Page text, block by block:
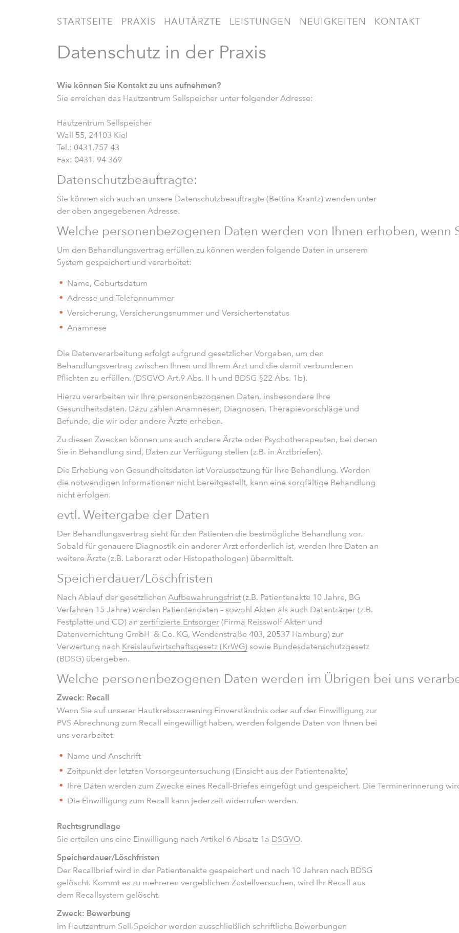
STARTSEITE PRAXIS HAUTÄRZTE LEISTUNGEN NEUIGKEITEN KONTAKT
Datenschutz in der Praxis
Wie können Sie Kontakt zu uns aufnehmen?
Sie erreichen das Hautzentrum Sellspeicher unter folgender Adresse:
Hautzentrum Sellspeicher
Wall 55, 24103 Kiel
Tel.: 0431.757 43
Fax: 0431. 94 369
Datenschutzbeauftragte:
Sie können sich auch an unsere Datenschutzbeauftragte (Bettina Krantz) wenden unter
der oben angegebenen Adresse.
Welche personenbezogenen Daten werden von Ihnen erhoben, wenn
Um den Behandlungsvertrag erfüllen zu können werden folgende Daten in unserem
System gespeichert und verarbeitet:
Name, Geburtsdatum
Adresse und Telefonnummer
Versicherung, Versicherungsnummer und Versichertenstatus
Anamnese
Die Datenverarbeitung erfolgt aufgrund gesetzlicher Vorgaben, um den
Behandlungsvertrag zwischen Ihnen und Ihrem Arzt und die damit verbundenen
Pflichten zu erfüllen. (DSGVO Art.9 Abs. II h und BDSG §22 Abs. 1b).
Hierzu verarbeiten wir Ihre personenbezogenen Daten, insbesondere Ihre
Gesundheitsdaten. Dazu zählen Anamnesen, Diagnosen, Therapievorschläge und
Befunde, die wir oder andere Ärzte erheben.
Zu diesen Zwecken können uns auch andere Ärzte oder Psychotherapeuten, bei denen
Sie in Behandlung sind, Daten zur Verfügung stellen (z.B. in Arztbriefen).
Die Erhebung von Gesundheitsdaten ist Voraussetzung für Ihre Behandlung. Werden
die notwendigen Informationen nicht bereitgestellt, kann eine sorgfältige Behandlung
nicht erfolgen.
evtl. Weitergabe der Daten
Der Behandlungsvertrag sieht für den Patienten die bestmögliche Behandlung vor.
Sobald für genauere Diagnostik ein anderer Arzt erforderlich ist, werden Ihre Daten an
weitere Ärzte (z.B. Laborarzt oder Histopathologen) übermittelt.
Speicherdauer/Löschfristen
Nach Ablauf der gesetzlichen Aufbewahrungsfrist (z.B. Patientenakte 10 Jahre, BG
Verfahren 15 Jahre) werden Patientendaten – sowohl Akten als auch Datenträger (z.B.
Festplatte und CD) an zertifizierte Entsorger (Firma Reisswolf Akten und
Datenvernichtung GmbH & Co. KG, Wendenstraße 403, 20537 Hamburg) zur
Verwertung nach Kreislaufwirtschaftsgesetz (KrWG) sowie Bundesdatenschutzgesetz
(BDSG) übergeben.
Welche personenbezogenen Daten werden im Übrigen bei uns
Zweck: Recall
Wenn Sie auf unserer Hautkrebsscreening Einverständnis oder auf der Einwilligung zur
PVS Abrechnung zum Recall eingewilligt haben, werden folgende Daten von Ihnen bei
uns verarbeitet:
Name und Anschrift
Zeitpunkt der letzten Vorsorgeuntersuchung (Einsicht aus der Patientenakte)
Ihre Daten werden zum Zwecke eines Recall-Briefes eingefügt und gespeichert. Die Terminerinnerung
Die Einwilligung zum Recall kann jederzeit widerrufen werden.
Rechtsgrundlage
Sie erteilen uns eine Einwilligung nach Artikel 6 Absatz 1a DSGVO.
Speicherdauer/Löschfristen
Der Recallbrief wird in der Patientenakte gespeichert und nach 10 Jahren nach BDSG
gelöscht. Kommt es zu mehreren vergeblichen Zustellversuchen, wird Ihr Recall aus
dem Recallsystem gelöscht.
Zweck: Bewerbung
Im Hautzentrum Sell-Speicher werden ausschließlich schriftliche Bewerbungen